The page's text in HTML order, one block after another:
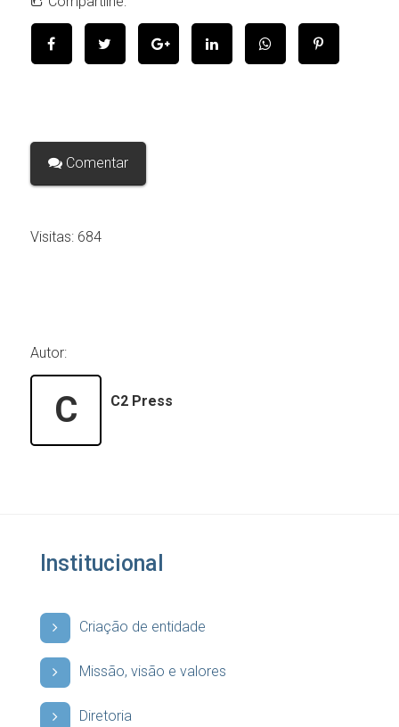
Comentar
Visitas:684
Autor:
C C2 Press
Institucional
Criação de entidade
Missão, visão e valores
Diretoria